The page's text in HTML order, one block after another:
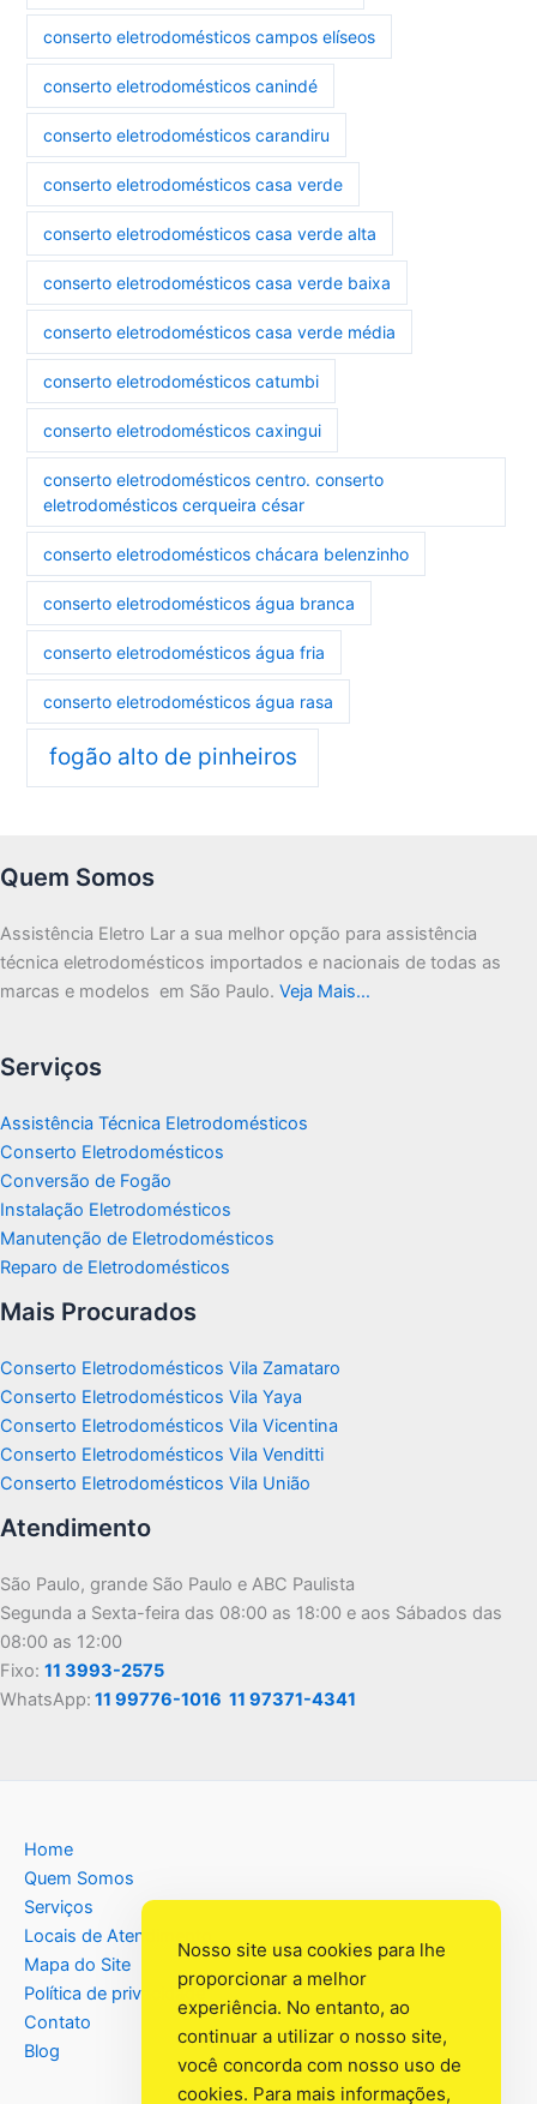
conserto eletrodomésticos campos elíseos
conserto eletrodomésticos canindé
conserto eletrodomésticos carandiru
conserto eletrodomésticos casa verde
conserto eletrodomésticos casa verde alta
conserto eletrodomésticos casa verde baixa
conserto eletrodomésticos casa verde média
conserto eletrodomésticos catumbi
conserto eletrodomésticos caxingui
conserto eletrodomésticos centro. conserto
eletrodomésticos cerqueira césar
conserto eletrodomésticos chácara belenzinho
conserto eletrodomésticos água branca
conserto eletrodomésticos água fria
conserto eletrodomésticos água rasa
fogão alto de pinheiros
Quem Somos
Assistência Eletro Lar a sua melhor opção para assistência
técnica eletrodomésticos importados e nacionais de todas as
marcas e modelos em São Paulo. Veja Mais…
Serviços
Assistência Técnica Eletrodomésticos
Conserto Eletrodomésticos
Conversão de Fogão
Instalação Eletrodomésticos
Manutenção de Eletrodomésticos
Reparo de Eletrodomésticos
Mais Procurados
Conserto Eletrodomésticos Vila Zamataro
Conserto Eletrodomésticos Vila Yaya
Conserto Eletrodomésticos Vila Vicentina
Conserto Eletrodomésticos Vila Venditti
Conserto Eletrodomésticos Vila União
Atendimento
São Paulo, grande São Paulo e ABC Paulista
Segunda a Sexta-feira das 08:00 as 18:00 e aos Sábados das
08:00 as 12:00
Fixo: 11 3993-2575
WhatsApp: 11 99776-1016 11 97371-4341
Home
Quem Somos
Serviços
Locais de Atendimento
Mapa do Site
Política de privacidade
Contato
Blog
Nosso site usa cookies para lhe
proporcionar a melhor
experiência. No entanto, ao
continuar a utilizar o nosso site,
você concorda com nosso uso de
cookies. Para mais informações,